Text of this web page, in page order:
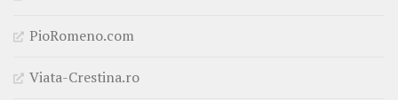
PioRomeno.com
Viata-Crestina.ro